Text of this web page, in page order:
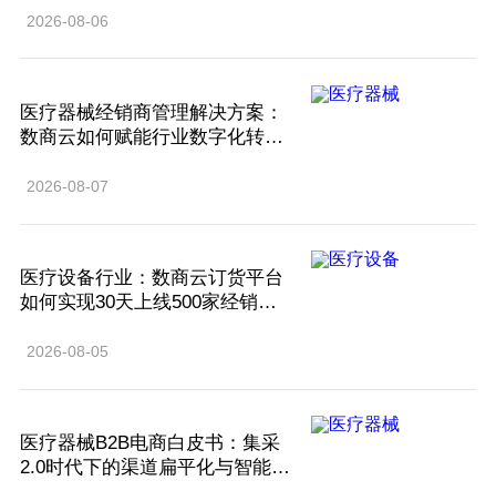
2026-08-06
医疗器械经销商管理解决方案：
数商云如何赋能行业数字化转
2026-08-07
医疗设备行业：数商云订货平台
如何实现30天上线500家经销
2026-08-05
医疗器械B2B电商白皮书：集采
2.0时代下的渠道扁平化与智能合